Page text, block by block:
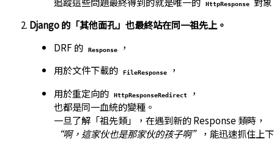
HttpResponse
Django 的「其他面孔」也最終站在同一祖先上。
DRF 的
Response
，
用於文件下載的
FileResponse
，
用於重定向的
HttpResponseRedirect
，
也都是同一血統的變種。
一旦了解「祖先類」，在遇到新的 Response 類時，
“啊，這家伙也是那家伙的孩子啊” ，能迅速抓住上